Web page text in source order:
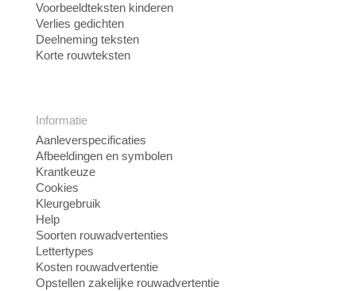
Voorbeeldteksten kinderen
Verlies gedichten
Deelneming teksten
Korte rouwteksten
Informatie
Aanleverspecificaties
Afbeeldingen en symbolen
Krantkeuze
Cookies
Kleurgebruik
Help
Soorten rouwadvertenties
Lettertypes
Kosten rouwadvertentie
Opstellen zakelijke rouwadvertentie